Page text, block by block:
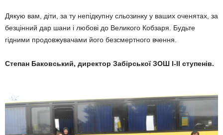
Дякую вам, діти, за ту непідкупну сльозинку у ваших оченятах, за
безцінний дар шани і любові до Великого Кобзаря. Будьте
гідними продовжувачами його безсмертного вчення.
Степан Баковський, директор Забірської ЗОШ І-ІІ ступенів.